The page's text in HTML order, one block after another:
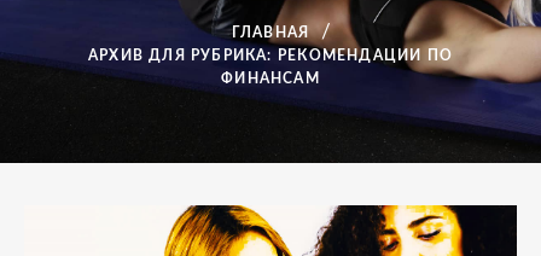
ГЛАВНАЯ
АРХИВ ДЛЯ
РУБРИКА:
РЕКОМЕНДАЦИИ ПО
ФИНАНСАМ
Рубрика: